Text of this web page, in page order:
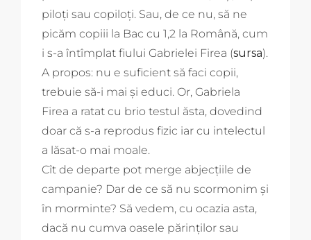
piloți sau copiloți. Sau, de ce nu, să ne
picăm copiii la Bac cu 1,2 la Română, cum
i s-a întîmplat fiului Gabrielei Firea (sursa).
A propos: nu e suficient să faci copii,
trebuie să-i mai și educi. Or, Gabriela
Firea a ratat cu brio testul ăsta, dovedind
doar că s-a reprodus fizic iar cu intelectul
a lăsat-o mai moale.
Cît de departe pot merge abjecțiile de
campanie? Dar de ce să nu scormonim și
în morminte? Să vedem, cu ocazia asta,
dacă nu cumva oasele părinților sau